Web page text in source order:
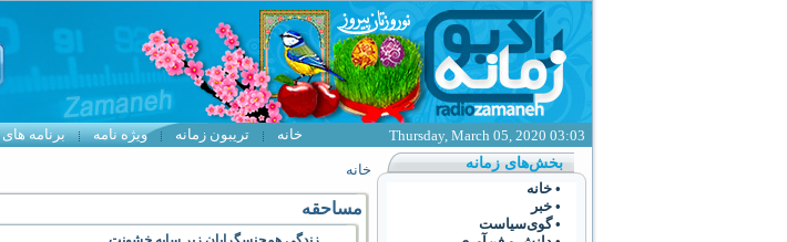
برنامه ویژه نامه تریبون زمانه خانه
بخش‌های زمانه
• خانه
• خبر
• گوی‌سياست
Thursday, March 05, 2020 03:03
خانه
مساحقه